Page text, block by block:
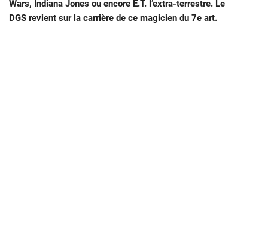
Wars, Indiana Jones ou encore E.T. l’extra-terrestre. Le
DGS revient sur la carrière de ce magicien du 7e art.